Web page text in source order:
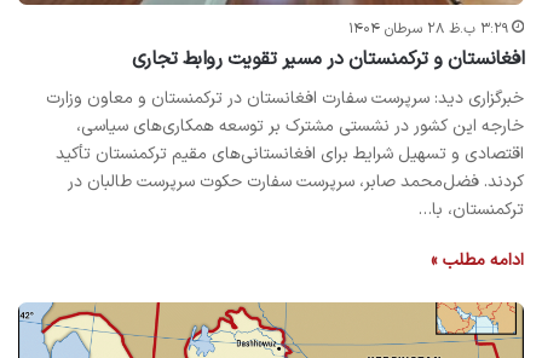
۳:۲۹ ب.ظ ۲۸ سرطان ۱۴۰۴
افغانستان و ترکمنستان در مسیر تقویت روابط تجاری
خبرگزاری دید: سرپرست سفارت افغانستان در ترکمنستان و معاون وزارت
خارجه این کشور در نشستی مشترک بر توسعه همکاری‌های سیاسی،
اقتصادی و تسهیل شرایط برای افغانستانی‌های مقیم ترکمنستان تأکید
کردند. فضل‌محمد صابر، سرپرست سفارت حکوت سرپرست طالبان در
ترکمنستان، با…
ادامه مطلب »